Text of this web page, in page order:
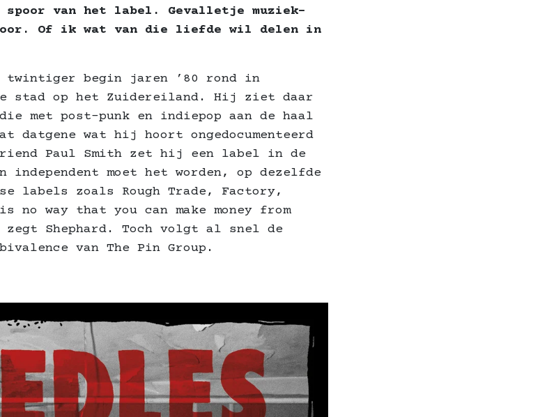
van het label. Gevalletje muziek­
Of ik wat van die liefde wil delen in
twintiger begin jaren ’80 rond in
stad op het Zuidereiland. Hij ziet daar
die met post-punk en indiepop aan de haal
datgene wat hij hoort ongedocumenteerd
Paul Smith zet hij een label in de
moet het worden, op dezelfde
labels zoals Rough Trade, Factory,
no way that you can make money from
zegt Shephard. Toch volgt al snel de
van The Pin Group.